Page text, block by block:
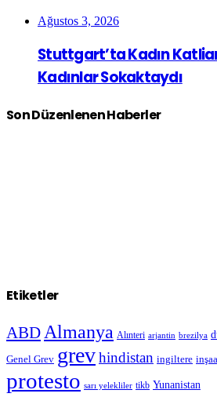
Ağustos 3, 2026
Stuttgart’ta Kadın
Kadınlar Sokaktaydı
Son Düzenlenen Haberler
Etiketler
ABD Almanya Alınteri arjantin brezilya
Genel Grev grevhindistan ingiltere
protesto sarı yelekliler tikb Yunanistan